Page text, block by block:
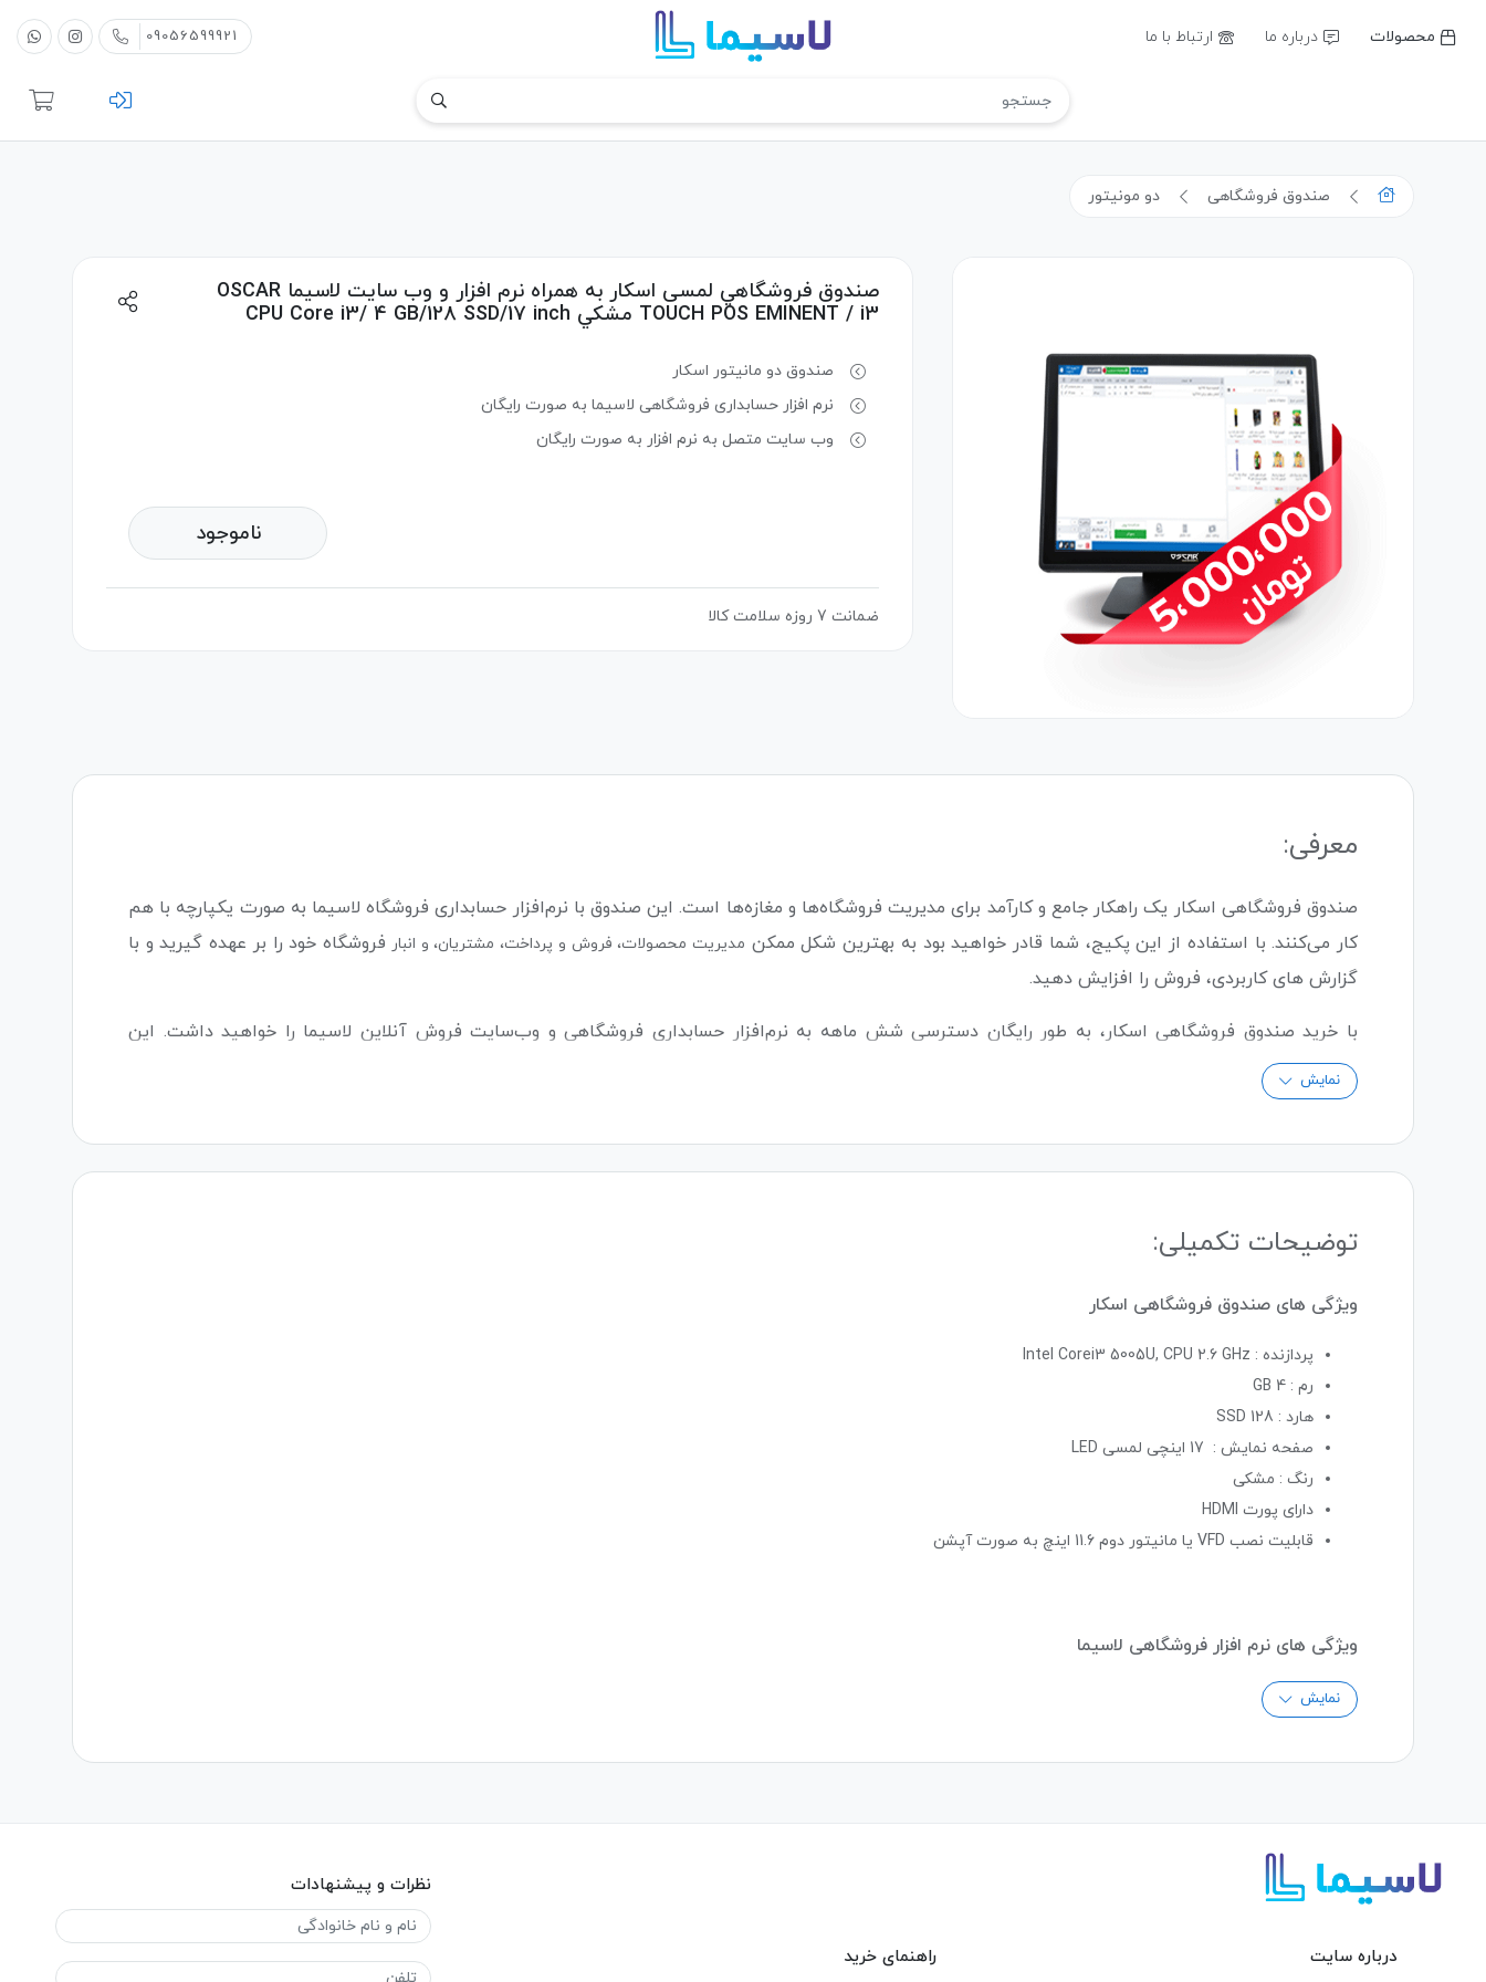
محصولات درباره ما ارتباط با ما 09056599921
صندوق فروشگاهی دو مونیتور
صندوق فروشگاهي لمسی اسکار به همراه نرم افزار و وب سایت لاسیما OSCAR
TOUCH POS EMINENT / i3 مشكي CPU Core i3/ 4 GB/128 SSD/17 inch
صندوق دو مانیتور اسکار
نرم افزار حسابداری فروشگاهی لاسیما به صورت رایگان
وب سایت متصل به نرم افزار به صورت رایگان
ناموجود
ضمانت 7 روزه سلامت کالا
معرفی:
صندوق فروشگاهی اسکار یک راهکار جامع و کارآمد برای مدیریت فروشگاه‌ها و مغازه‌ها است. این صندوق با نرم‌افزار حسابداری فروشگاه لاسیما به صورت یکپارچه با هم
کار می‌کنند. با استفاده از این پکیج، شما قادر خواهید بود به بهترین شکل ممکن مدیریت محصولات، فروش و پرداخت، مشتریان، و انبار فروشگاه خود را بر عهده گیرید و با
گزارش های کاربردی، فروش را افزایش دهید.
با خرید صندوق فروشگاهی اسکار، به طور رایگان دسترسی شش ماهه به نرم‌افزار حسابداری فروشگاهی و وب‌سایت فروش آنلاین لاسیما را خواهید داشت. این
وب‌سایت به
فروشگاهی و فروشگاه اینترنتی
تمدید کنید و از امکانات نرم‌افزار و وب‌سایت برای مدت زمان بیشتری استفاده کنید.
نمایش
توضیحات تکمیلی:
ویژگی های صندوق فروشگاهی اسکار
پردازنده : Intel Corei3 5005U, CPU 2.6 GHz
رم : 4 GB
هارد : 128 SSD
صفحه نمایش : 17 اینچی لمسی LED
رنگ : مشکی
دارای پورت HDMI
قابلیت نصب VFD یا مانیتور دوم 11.6 اینچ به صورت آپشن
ویژگی های نرم افزار فروشگاهی لاسیما
پنل اس ام اس متصل به نرم افزار
مدیریت چک
ارائه انواع گزارشات خرید، فروش، انبار، چک نقل و انتفالات مالی و کاردکس کالا
تعریف و ایجاد انواع دسترسی
نمایش
درباره سایت راهنمای خرید
نظرات و پیشنهادات